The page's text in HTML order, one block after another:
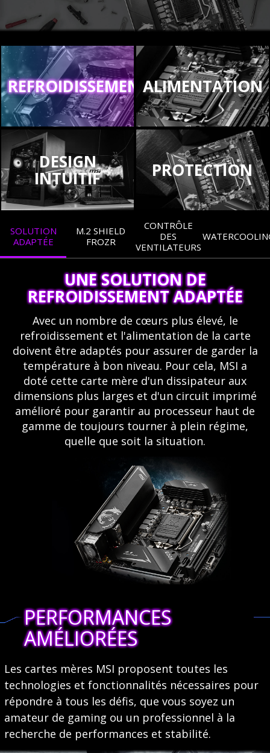
REFROIDISSEMENTALIMENTATION
DESIGN
INTUITIF PROTECTION
SOLUTION
ADAPTÉE
M.2 SHIELD
FROZR
CONTRÔLE
DES
VENTILATEURS
UNE SOLUTION DE
REFROIDISSEMENT ADAPTÉE
Avec un nombre de cœurs plus élevé, le
refroidissement et l'alimentation de la carte
doivent être adaptés pour assurer de garder la
température à bon niveau. Pour cela, MSI a
doté cette carte mère d'un dissipateur aux
dimensions plus larges et d'un circuit imprimé
amélioré pour garantir au processeur haut de
gamme de toujours tourner à plein régime,
quelle que soit la situation.
PERFORMANCES
AMÉLIORÉES
Les cartes mères MSI proposent toutes les
technologies et fonctionnalités nécessaires pour
répondre à tous les défis, que vous soyez un
amateur de gaming ou un professionnel à la
recherche de performances et stabilité.